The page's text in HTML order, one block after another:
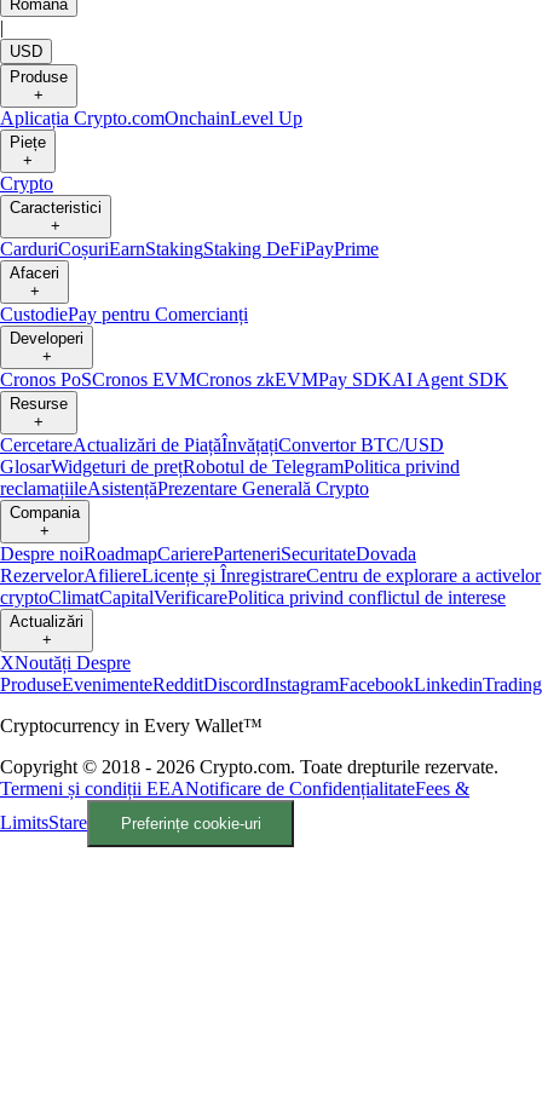
Română
|
USD
Produse
+
Aplicația Crypto.comOnchainLevel Up
Piețe
+
Crypto
Caracteristici
+
CarduriCoșuriEarnStakingStaking DeFiPayPrime
Afaceri
+
CustodiePay pentru Comercianți
Developeri
+
Cronos PoSCronos EVMCronos zkEVMPay SDKAI Agent SDK
Resurse
+
CercetareActualizări de PiațăÎnvățațiConvertor BTC/USD
GlosarWidgeturi de prețRobotul de TelegramPolitica privind
reclamațiileAsistențăPrezentare Generală Crypto
Compania
+
Despre noiRoadmapCariereParteneriSecuritateDovada
RezervelorAfiliereLicențe și ÎnregistrareCentru de explorare a activelor
cryptoClimatCapitalVerificarePolitica privind conflictul de interese
Actualizări
+
XNoutăți Despre
ProduseEvenimenteRedditDiscordInstagramFacebookLinkedin
Cryptocurrency in Every Wallet™
Copyright © 2018 - 2026 Crypto.com. Toate drepturile rezervate.
Termeni și condiții EEANotificare de ConfidențialitateFees &
LimitsStare Preferințe cookie-uri